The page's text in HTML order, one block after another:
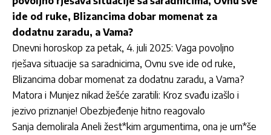
ide od ruke, Blizancima dobar momenat za
dodatnu zaradu, a Vama?
Dnevni horoskop za petak, 4. juli 2025: Vaga povoljno
rješava situacije sa saradnicima, Ovnu sve ide od ruke,
Blizancima dobar momenat za dodatnu zaradu, a Vama?
Matora i Munjez nikad žešće zaratili: Kroz svađu izašlo i
jezivo priznanje! Obezbjeđenje hitno reagovalo
Sanja demolirala Aneli žest*kim argumentima, ona je urn*še